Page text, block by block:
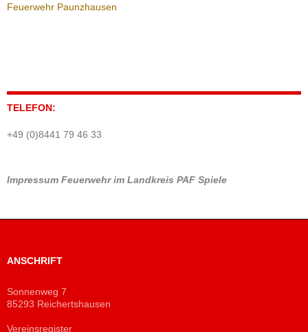
Feuerwehr Paunzhausen
TELEFON:
+49 (0)8441 79 46 33
Impressum Feuerwehr im Landkreis PAF Spiele
ANSCHRIFT
Sonnenweg 7
85293 Reichertshausen
Vereinsregister